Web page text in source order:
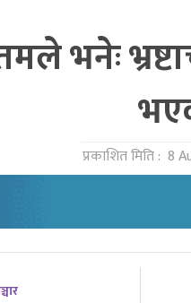
भनेः
प्रकाशित मिति : 8